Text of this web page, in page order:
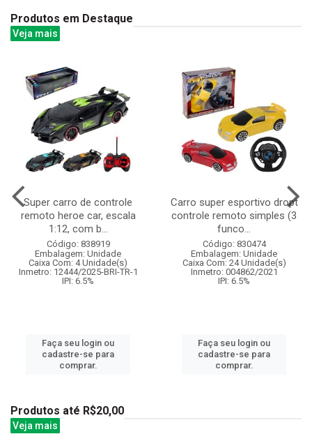
Produtos em Destaque
Veja mais
Super carro de controle
remoto heroe car, escala
1:12, com b...
Código: 838919
Embalagem: Unidade
Caixa Com: 4 Unidade(s)
Inmetro: 12444/2025-BRI-TR-1
IPI: 6.5%
Faça seu login ou
cadastre-se para
comprar.
Carro super esportivo dropt
controle remoto simples (3
funco...
Código: 830474
Embalagem: Unidade
Caixa Com: 24 Unidade(s)
Inmetro: 004862/2021
IPI: 6.5%
Faça seu login ou
cadastre-se para
comprar.
Produtos até R$20,00
Veja mais